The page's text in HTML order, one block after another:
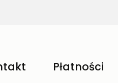
Płatności